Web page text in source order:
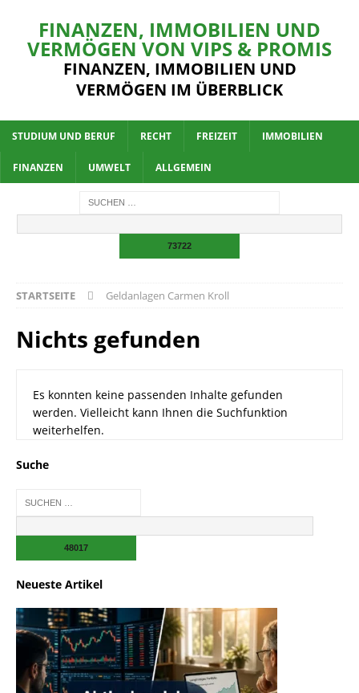
FINANZEN, IMMOBILIEN UND
VERMÖGEN VON VIPS & PROMIS
FINANZEN, IMMOBILIEN UND
VERMÖGEN IM ÜBERBLICK
STUDIUM UND BERUF RECHT FREIZEIT IMMOBILIEN
FINANZEN UMWELT ALLGEMEIN
STARTSEITE Geldanlagen Carmen Kroll
Nichts gefunden
Es konnten keine passenden Inhalte gefunden
werden. Vielleicht kann Ihnen die Suchfunktion
weiterhelfen.
Suche
Neueste Artikel